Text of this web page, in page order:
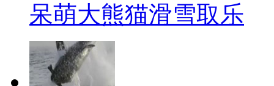
呆萌大熊猫滑雪取乐